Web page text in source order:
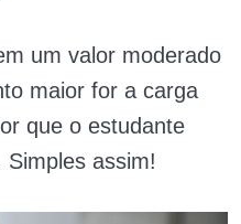
um valor moderado
maior for a carga
que o estudante
assim!